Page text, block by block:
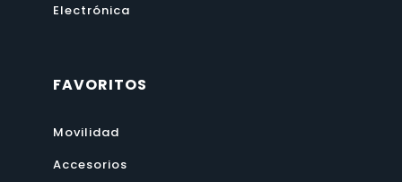
Electrónica
FAVORITOS
Movilidad
Accesorios